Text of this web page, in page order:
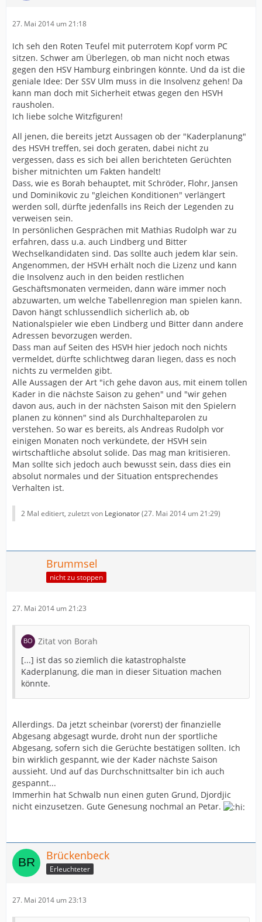
27. Mai 2014 um 21:18
Ich seh den Roten Teufel mit puterrotem Kopf vorm PC
sitzen. Schwer am Überlegen, ob man nicht noch etwas
gegen den HSV Hamburg einbringen könnte. Und da ist die
geniale Idee: Der SSV Ulm muss in die Insolvenz gehen! Da
kann man doch mit Sicherheit etwas gegen den HSVH
rausholen.
Ich liebe solche Witzfiguren!
All jenen, die bereits jetzt Aussagen ob der "Kaderplanung"
des HSVH treffen, sei doch geraten, dabei nicht zu
vergessen, dass es sich bei allen berichteten Gerüchten
bisher mitnichten um Fakten handelt!
Dass, wie es Borah behauptet, mit Schröder, Flohr, Jansen
und Dominikovic zu "gleichen Konditionen" verlängert
werden soll, dürfte jedenfalls ins Reich der Legenden zu
verweisen sein.
In persönlichen Gesprächen mit Mathias Rudolph war zu
erfahren, dass u.a. auch Lindberg und Bitter
Wechselkandidaten sind. Das sollte auch jedem klar sein.
Angenommen, der HSVH erhält noch die Lizenz und kann
die Insolvenz auch in den beiden restlichen
Geschäftsmonaten vermeiden, dann wäre immer noch
abzuwarten, um welche Tabellenregion man spielen kann.
Davon hängt schlussendlich sicherlich ab, ob
Nationalspieler wie eben Lindberg und Bitter dann andere
Adressen bevorzugen werden.
Dass man auf Seiten des HSVH hier jedoch noch nichts
vermeldet, dürfte schlichtweg daran liegen, dass es noch
nichts zu vermelden gibt.
Alle Aussagen der Art "ich gehe davon aus, mit einem tollen
Kader in die nächste Saison zu gehen" und "wir gehen
davon aus, auch in der nächsten Saison mit den Spielern
planen zu können" sind als Durchhalteparolen zu
verstehen. So war es bereits, als Andreas Rudolph vor
einigen Monaten noch verkündete, der HSVH sein
wirtschaftliche absolut solide. Das mag man kritisieren.
Man sollte sich jedoch auch bewusst sein, dass dies ein
absolut normales und der Situation entsprechendes
Verhalten ist.
2 Mal editiert, zuletzt von Legionator(27. Mai 2014 um 21:29)
Brummsel
nicht zu stoppen
27. Mai 2014 um 21:23
Zitat von Borah
[...] ist das so ziemlich die katastrophalste
Kaderplanung, die man in dieser Situation machen
könnte.
Allerdings. Da jetzt scheinbar (vorerst) der finanzielle
Abgesang abgesagt wurde, droht nun der sportliche
Abgesang, sofern sich die Gerüchte bestätigen sollten. Ich
bin wirklich gespannt, wie der Kader nächste Saison
aussieht. Und auf das Durchschnittsalter bin ich auch
gespannt...
Immerhin hat Schwalb nun einen guten Grund, Djordjic
nicht einzusetzen. Gute Genesung nochmal an Petar.
Brückenbeck
Erleuchteter
27. Mai 2014 um 23:13